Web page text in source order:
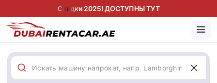
Скидки 2025! ДОСТУПНЫ ТУТ